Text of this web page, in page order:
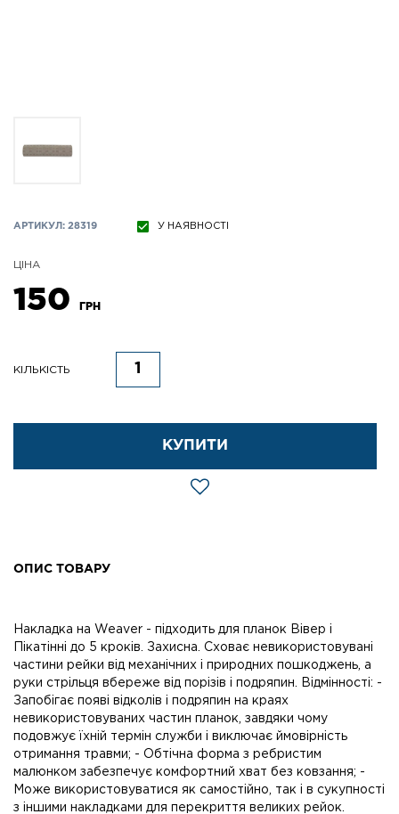
АРТИКУЛ: 28319 У НАЯВНОСТІ
ЦІНА
150 ГРН
КІЛЬКІСТЬ
КУПИТИ
ОПИС ТОВАРУ
Накладка на Weaver - підходить для планок Вівер і
Пікатінні до 5 кроків. Захисна. Сховає невикористовувані
частини рейки від механічних і природних пошкоджень, а
руки стрільця вбереже від порізів і подряпин. Відмінності: -
Запобігає появі відколів і подряпин на краях
невикористовуваних частин планок, завдяки чому
подовжує їхній термін служби і виключає ймовірність
отримання травми; - Обтічна форма з ребристим
малюнком забезпечує комфортний хват без ковзання; -
Може використовуватися як самостійно, так і в сукупності
з іншими накладками для перекриття великих рейок.